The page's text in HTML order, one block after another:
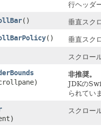
行ヘッダ
() 垂直スク
() 垂直スク
スクロー
非推奨。
JDKの
られてい
スクロー